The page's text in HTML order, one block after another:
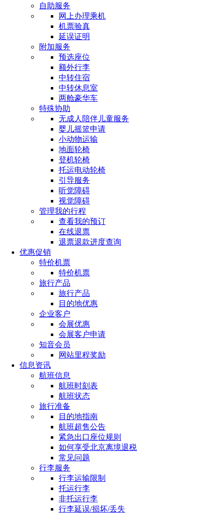
自助服务
网上办理乘机
机票验真
延误证明
附加服务
预选座位
额外行李
中转住宿
中转休息室
两舱豪华车
特殊协助
无成人陪伴儿童服务
婴儿摇篮申请
小动物运输
地面轮椅
登机轮椅
托运电动轮椅
引导服务
听觉障碍
视觉障碍
管理我的行程
查看我的预订
在线退票
退票退款进度查询
优惠促销
特价机票
特价机票
旅行产品
旅行产品
目的地优惠
企业客户
会展优惠
会展客户申请
知音会员
网站里程奖励
信息资讯
航班信息
航班时刻表
航班状态
旅行准备
目的地指南
航班超售公告
紧急出口座位规则
如何享受北京离境退税
常见问题
行李服务
行李运输限制
托运行李
非托运行李
行李延误/损坏/丢失